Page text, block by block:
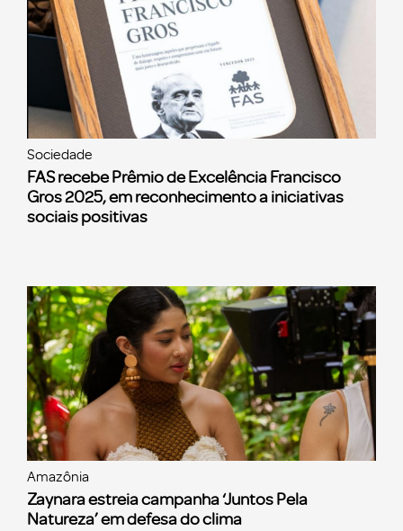
Sociedade
FAS recebe Prêmio de Excelência Francisco
Gros 2025, em reconhecimento a iniciativas
sociais positivas
Amazônia
Zaynara estreia campanha ‘Juntos Pela
Natureza’ em defesa do clima